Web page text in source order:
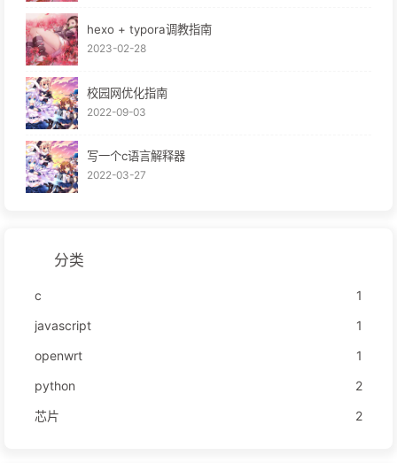
hexo + typora调教指南
2023-02-28
校园网优化指南
2022-09-03
写一个c语言解释器
2022-03-27
分类
c
1
javascript
1
openwrt
1
python
2
芯片
2